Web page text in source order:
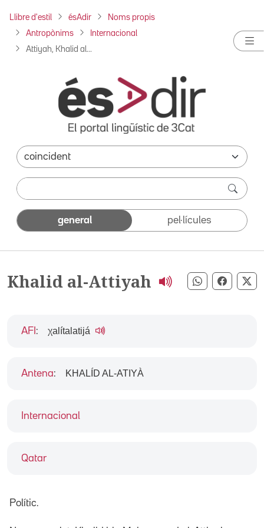
Llibre d'estil ésAdir Noms propis
Antropònims Internacional
Attiyah, Khalid al...
general pel·lícules
Khalid al-Attiyah Compartir
Internacional
Qatar
AFI : χalítalatijá
Antena: KHALÍD AL-ATIYÀ
Polític.